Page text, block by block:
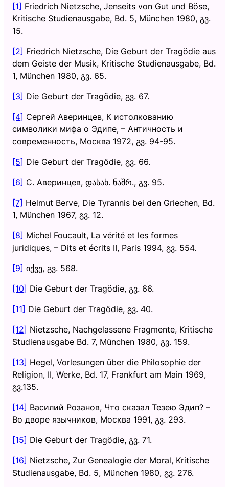
[1] Friedrich Nietzsche, Jenseits von Gut und Böse,
Kritische Studienausgabe, Bd. 5, München 1980, გვ.
15.
[2] Friedrich Nietzsche, Die Geburt der Tragödie aus
dem Geiste der Musik, Kritische Studienausgabe, Bd.
1, München 1980, გვ. 65.
[3] Die Geburt der Tragödie, გვ. 67.
[4] Сергей Аверинцев, К истолкованию
символики мифа о Эдипе, – Античность и
современность, Москва 1972, გვ. 94-95.
[5] Die Geburt der Tragödie, გვ. 66.
[6] С. Аверинцев, დასახ. ნაშრ., გვ. 95.
[7] Helmut Berve, Die Tyrannis bei den Griechen, Bd.
1, München 1967, გვ. 12.
[8] Michel Foucault, La vérité et les formes
juridiques, – Dits et écrits II, Paris 1994, გვ. 554.
[9] იქვე, გვ. 568.
[10] Die Geburt der Tragödie, გვ. 66.
[11] Die Geburt der Tragödie, გვ. 40.
[12] Nietzsche, Nachgelassene Fragmente, Kritische
Studienausgabe Bd. 7, München 1980, გვ. 159.
[13] Hegel, Vorlesungen über die Philosophie der
Religion, II, Werke, Bd. 17, Frankfurt am Main 1969,
გვ.135.
[14] Василий Розанов, Что сказал Тезею Эдип? –
Во дворе язычников, Москва 1991, გვ. 293.
[15] Die Geburt der Tragödie, გვ. 71.
[16] Nietzsche, Zur Genealogie der Moral, Kritische
Studienausgabe, Bd. 5, München 1980, გვ. 276.